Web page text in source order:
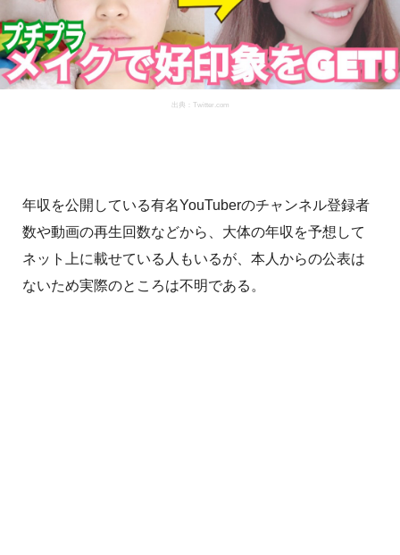
出典：Twitter.com
年収を公開している有名YouTuberのチャンネル登録者
数や動画の再生回数などから、大体の年収を予想して
ネット上に載せている人もいるが、本人からの公表は
ないため実際のところは不明である。